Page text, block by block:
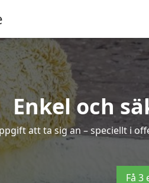
Enkel och
att ta sig an – speciellt i
Få